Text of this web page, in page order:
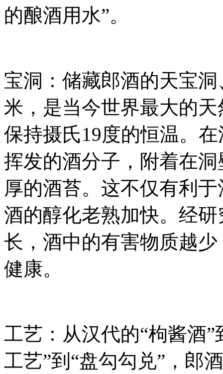
的酿酒用水”。
宝洞：储藏郎酒的天宝
米，是当今世界最大的
保持摄氏19度的恒温。
挥发的酒分子，附着在
厚的酒苔。这不仅有利
酒的醇化老熟加快。经
长，酒中的有害物质越
健康。
工艺：从汉代的“枸酱酒
工艺”到“盘勾勾兑”，郎